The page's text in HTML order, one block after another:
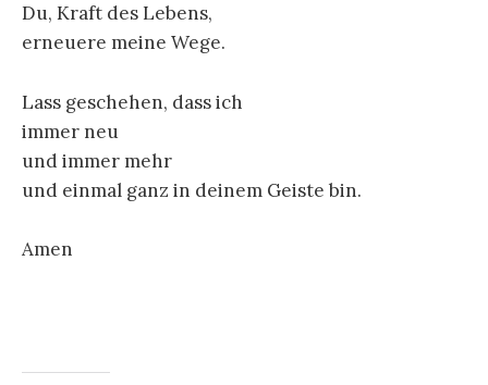
Du, Kraft des Lebens,
erneuere meine Wege.
Lass geschehen, dass ich
immer neu
und immer mehr
und einmal ganz in deinem Geiste bin.
Amen